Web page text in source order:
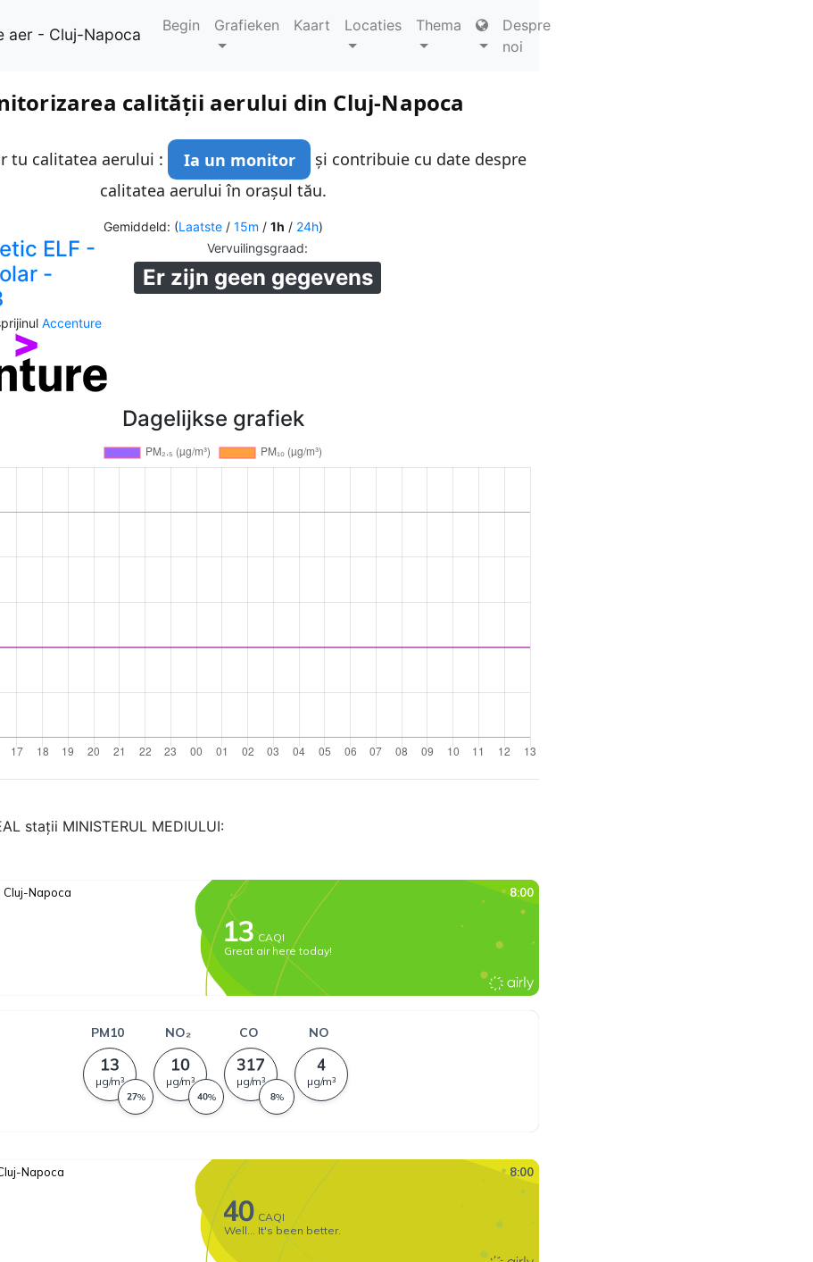
aer - Cluj-Napoca Begin Grafieken Kaart Locaties Thema
Despre
noi
calității aerului din Cluj-Napoca
tu calitatea aerului : Ia un monitor
și contribuie cu date despre
calitatea aerului în orașul tău.
Gemiddeld: (Laatste / 15m / 1h / 24h)
ELF -
-
Accenture
Vervuilingsgraad:
Er zijn geen gegevens
Dagelijkse grafiek
stații MINISTERUL MEDIULUI: